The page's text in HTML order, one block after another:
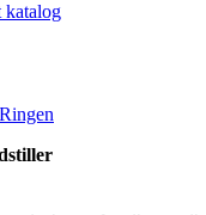
katalog